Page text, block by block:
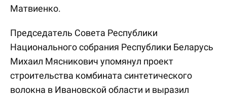
Матвиенко.
Председатель Совета Республики
Национального собрания Республики Беларусь
Михаил Мясникович упомянул проект
строительства комбината синтетического
волокна в Ивановской области и выразил